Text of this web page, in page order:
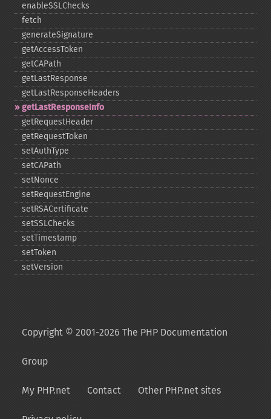
enableSSLChecks
fetch
generateSignature
getAccessToken
getCAPath
getLastResponse
getLastResponseHeaders
getLastResponseInfo
getRequestHeader
getRequestToken
setAuthType
setCAPath
setNonce
setRequestEngine
setRSACertificate
setSSLChecks
setTimestamp
setToken
setVersion
Copyright © 2001-2026 The PHP Documentation
Group
My PHP.net Contact Other PHP.net sites